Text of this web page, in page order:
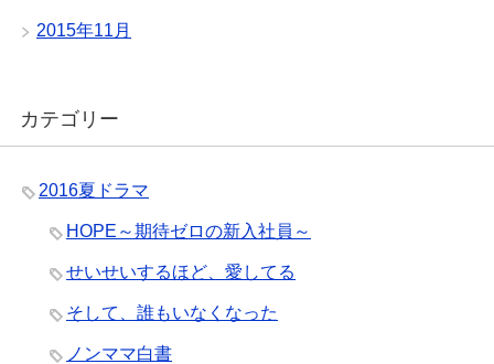
2015年11月
カテゴリー
2016夏ドラマ
HOPE～期待ゼロの新入社員～
せいせいするほど、愛してる
そして、誰もいなくなった
ノンママ白書